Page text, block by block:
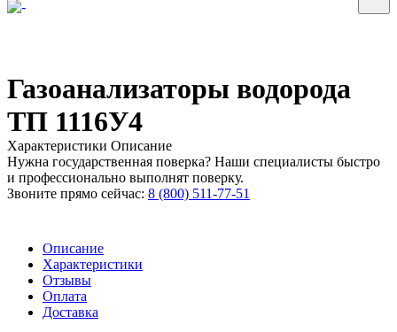
Газоанализаторы водорода
ТП 1116У4
Характеристики Описание
Нужна государственная поверка? Наши специалисты быстро
и профессионально выполнят поверку.
Звоните прямо сейчас: 8 (800) 511-77-51
Описание
Характеристики
Отзывы
Оплата
Доставка